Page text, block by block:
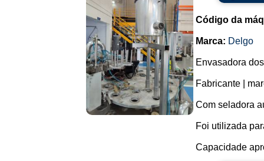
Código da
Marca: Delgo
Envasadora
Fabricante |
Com seladora
Foi utilizada
Capacidade